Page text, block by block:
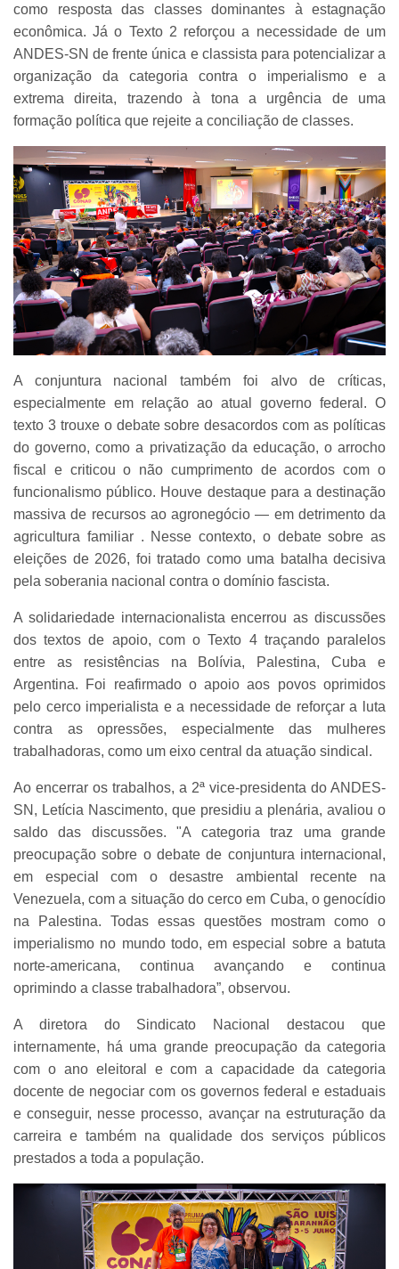
como resposta das classes dominantes à estagnação
econômica. Já o Texto 2 reforçou a necessidade de um
ANDES-SN de frente única e classista para potencializar a
organização da categoria contra o imperialismo e a
extrema direita, trazendo à tona a urgência de uma
formação política que rejeite a conciliação de classes.
A conjuntura nacional também foi alvo de críticas,
especialmente em relação ao atual governo federal. O
texto 3 trouxe o debate sobre desacordos com as políticas
do governo, como a privatização da educação, o arrocho
fiscal e criticou o não cumprimento de acordos com o
funcionalismo público. Houve destaque para a destinação
massiva de recursos ao agronegócio — em detrimento da
agricultura familiar . Nesse contexto, o debate sobre as
eleições de 2026, foi tratado como uma batalha decisiva
pela soberania nacional contra o domínio fascista.
A solidariedade internacionalista encerrou as discussões
dos textos de apoio, com o Texto 4 traçando paralelos
entre as resistências na Bolívia, Palestina, Cuba e
Argentina. Foi reafirmado o apoio aos povos oprimidos
pelo cerco imperialista e a necessidade de reforçar a luta
contra as opressões, especialmente das mulheres
trabalhadoras, como um eixo central da atuação sindical.
Ao encerrar os trabalhos, a 2ª vice-presidenta do ANDES-
SN, Letícia Nascimento, que presidiu a plenária, avaliou o
saldo das discussões. "A categoria traz uma grande
preocupação sobre o debate de conjuntura internacional,
em especial com o desastre ambiental recente na
Venezuela, com a situação do cerco em Cuba, o genocídio
na Palestina. Todas essas questões mostram como o
imperialismo no mundo todo, em especial sobre a batuta
norte-americana, continua avançando e continua
oprimindo a classe trabalhadora”, observou.
A diretora do Sindicato Nacional destacou que
internamente, há uma grande preocupação da categoria
com o ano eleitoral e com a capacidade da categoria
docente de negociar com os governos federal e estaduais
e conseguir, nesse processo, avançar na estruturação da
carreira e também na qualidade dos serviços públicos
prestados a toda a população.